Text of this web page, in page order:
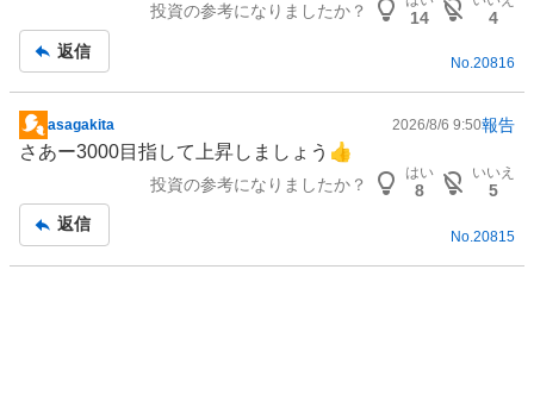
売
た
い
0
%
強
く
売
事
投資の参考になりましたか？ 14
4
返信
No.20816
掲
示
事
asagakita 2026/8/6 9:50報告
さあー3000目指して上昇しましょう👍
投資の参考になりましたか？
はい
8
いいえ
5
返信
No. 20815